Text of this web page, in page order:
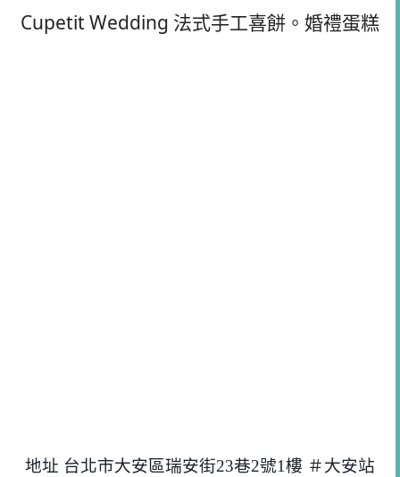
Cupetit Wedding 法式手工喜餅。婚禮蛋糕
地址 台北市大安區瑞安街23巷2號1樓 ＃大安站